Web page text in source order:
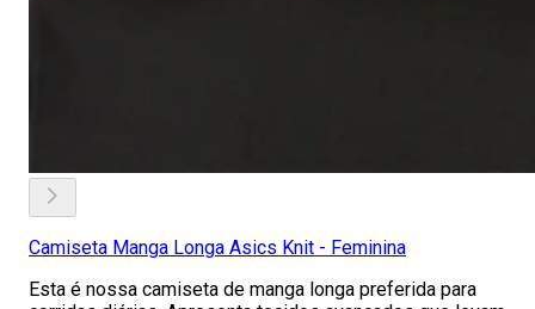
Camiseta Manga Longa Asics Knit - Feminina
Esta é nossa camiseta de manga longa preferida para